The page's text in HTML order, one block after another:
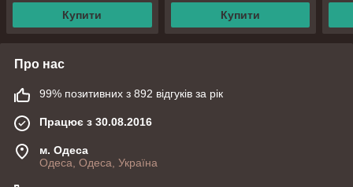
Купити Купити
Про нас
99% позитивних з 892 відгуків за рік
Працює з 30.08.2016
м. Одеса
Одеса, Одеса, Україна